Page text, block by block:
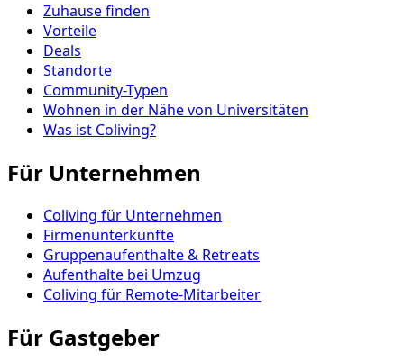
Zuhause finden
Vorteile
Deals
Standorte
Community-Typen
Wohnen in der Nähe von Universitäten
Was ist Coliving?
Für Unternehmen
Coliving für Unternehmen
Firmenunterkünfte
Gruppenaufenthalte & Retreats
Aufenthalte bei Umzug
Coliving für Remote-Mitarbeiter
Für Gastgeber